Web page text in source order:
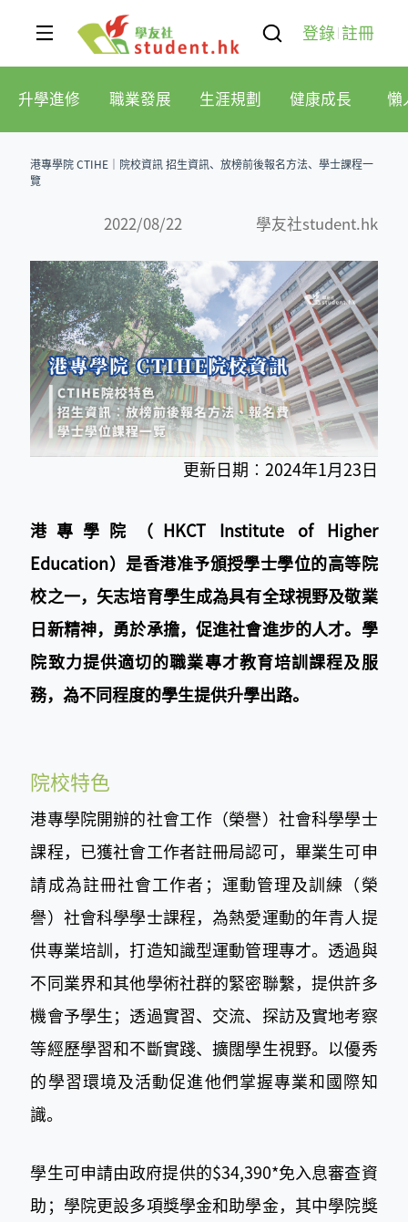
登錄 註冊
升學進修 職業發展 生涯規劃 健康成長 懶
港專學院 CTIHE｜院校資訊 招生資訊、放榜前後報名方法、學士課程一
覽
2022/08/22 學友社student.hk
更新日期︰2024年1月23日
港專學院（HKCT Institute of Higher
Education）是香港准予頒授學士學位的高等院
校之一，矢志培育學生成為具有全球視野及敬業
日新精神，勇於承擔，促進社會進步的人才。學
院致力提供適切的職業專才教育培訓課程及服
務，為不同程度的學生提供升學出路。
院校特色
港專學院開辦的社會工作（榮譽）社會科學學士
課程，已獲社會工作者註冊局認可，畢業生可申
請成為註冊社會工作者；運動管理及訓練（榮
譽）社會科學學士課程，為熱愛運動的年青人提
供專業培訓，打造知識型運動管理專才。透過與
不同業界和其他學術社群的緊密聯繫，提供許多
機會予學生；透過實習、交流、探訪及實地考察
等經歷學習和不斷實踐、擴闊學生視野。以優秀
的學習環境及活動促進他們掌握專業和國際知
識。
學生可申請由政府提供的$34,390*免入息審查資
助；學院更設多項獎學金和助學金，其中學院獎